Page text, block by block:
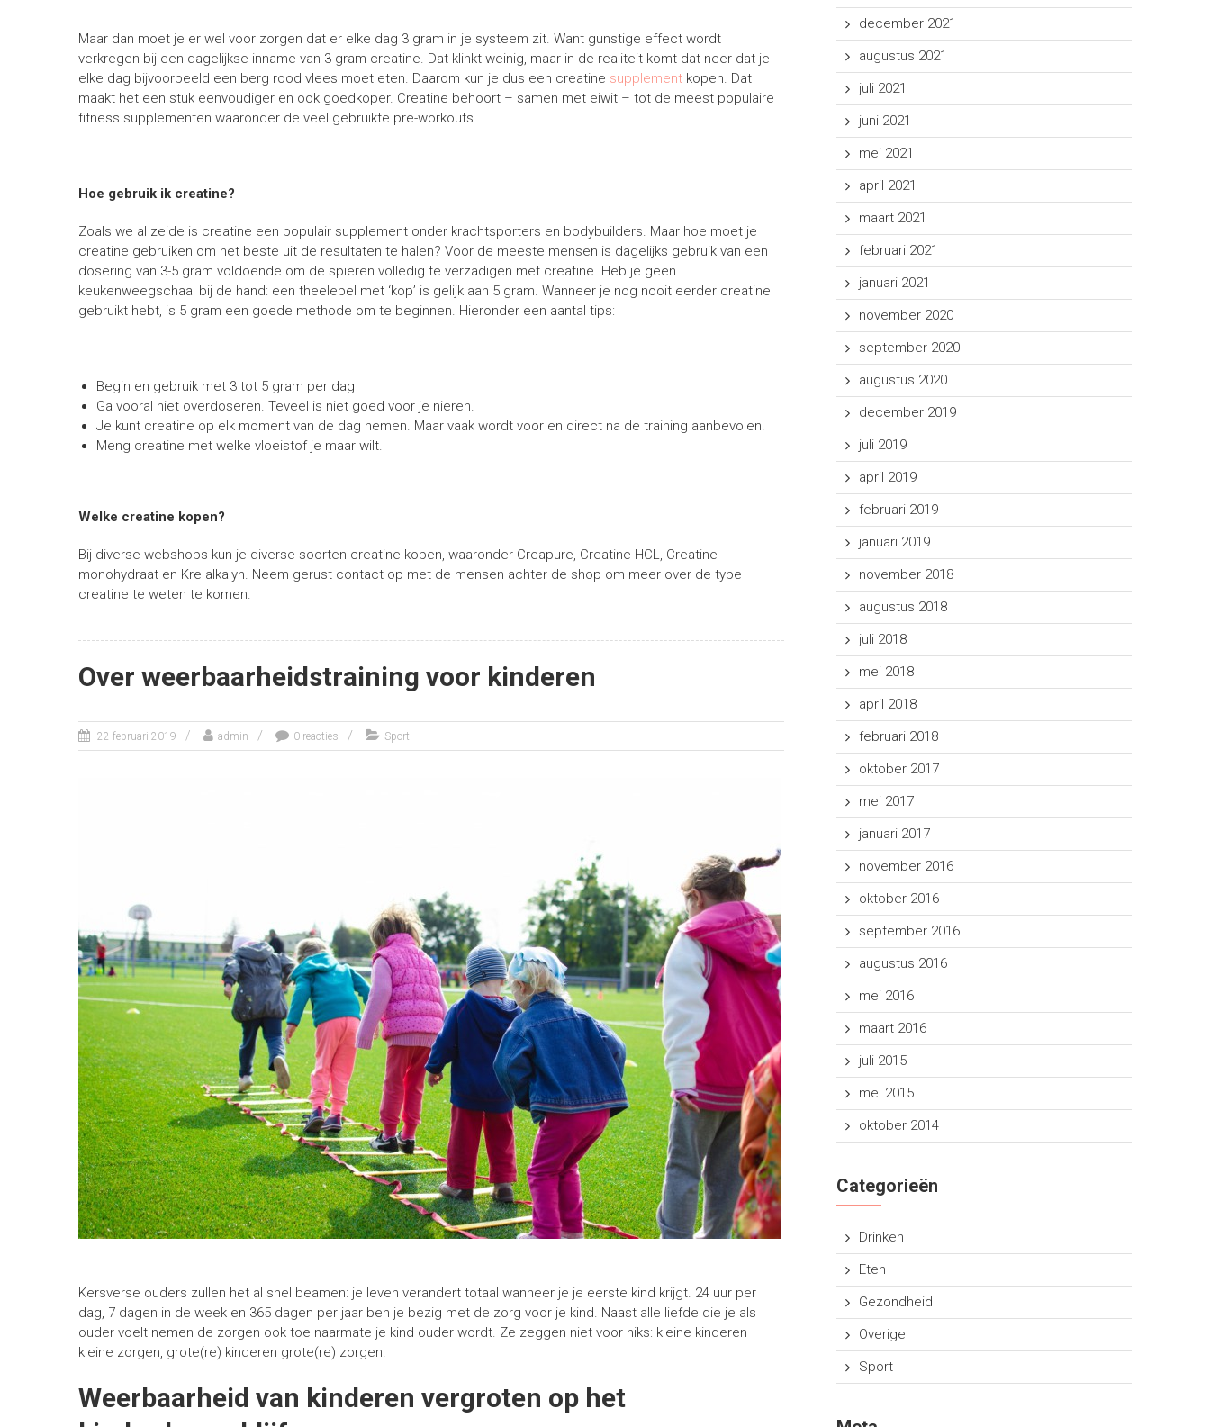
Maar dan moet je er wel voor zorgen dat er elke dag 3 gram in je systeem zit. Want gunstige effect wordt
verkregen bij een dagelijkse inname van 3 gram creatine. Dat klinkt weinig, maar in de realiteit komt dat neer dat je
elke dag bijvoorbeeld een berg rood vlees moet eten. Daarom kun je dus een creatine supplement kopen. Dat
maakt het een stuk eenvoudiger en ook goedkoper. Creatine behoort – samen met eiwit – tot de meest populaire
fitness supplementen waaronder de veel gebruikte pre-workouts.
Hoe gebruik ik creatine?
Zoals we al zeide is creatine een populair supplement onder krachtsporters en bodybuilders. Maar hoe moet je
creatine gebruiken om het beste uit de resultaten te halen? Voor de meeste mensen is dagelijks gebruik van een
dosering van 3-5 gram voldoende om de spieren volledig te verzadigen met creatine. Heb je geen
keukenweegschaal bij de hand: een theelepel met ‘kop’ is gelijk aan 5 gram. Wanneer je nog nooit eerder creatine
gebruikt hebt, is 5 gram een goede methode om te beginnen. Hieronder een aantal tips:
Begin en gebruik met 3 tot 5 gram per dag
Ga vooral niet overdoseren. Teveel is niet goed voor je nieren.
Je kunt creatine op elk moment van de dag nemen. Maar vaak wordt voor en direct na de training aanbevolen.
Meng creatine met welke vloeistof je maar wilt.
Welke creatine kopen?
Bij diverse webshops kun je diverse soorten creatine kopen, waaronder Creapure, Creatine HCL, Creatine
monohydraat en Kre alkalyn. Neem gerust contact op met de mensen achter de shop om meer over de type
creatine te weten te komen.
Over weerbaarheidstraining voor kinderen
22 februari 2019 admin 0 reacties Sport
Kersverse ouders zullen het al snel beamen: je leven verandert totaal wanneer je je eerste kind krijgt. 24 uur per
dag, 7 dagen in de week en 365 dagen per jaar ben je bezig met de zorg voor je kind. Naast alle liefde die je als
ouder voelt nemen de zorgen ook toe naarmate je kind ouder wordt. Ze zeggen niet voor niks: kleine kinderen
kleine zorgen, grote(re) kinderen grote(re) zorgen.
Weerbaarheid van kinderen vergroten op het
december 2021
augustus 2021
juli 2021
juni 2021
mei 2021
april 2021
maart 2021
februari 2021
januari 2021
november 2020
september 2020
augustus 2020
december 2019
juli 2019
april 2019
februari 2019
januari 2019
november 2018
augustus 2018
juli 2018
mei 2018
april 2018
februari 2018
oktober 2017
mei 2017
januari 2017
november 2016
oktober 2016
september 2016
augustus 2016
mei 2016
maart 2016
juli 2015
mei 2015
oktober 2014
Categorieën
Drinken
Eten
Gezondheid
Overige
Sport